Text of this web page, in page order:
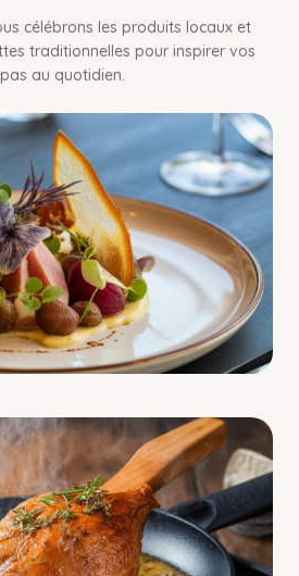
célébrons les produits locaux et
traditionnelles pour inspirer vos
au quotidien.